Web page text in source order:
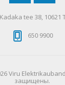
Kadaka tee 38, 10621
650 9900
Viru
защищены.